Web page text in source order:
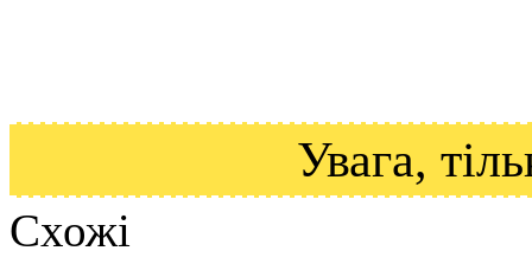
Увага,
Схожі